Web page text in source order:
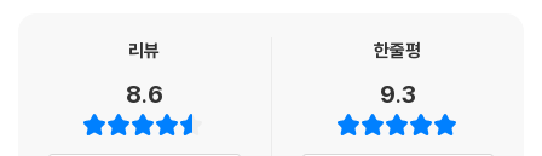
효율적으로 익숙해질 수 있도록 꾸며졌습니다. 부록으로는 단위, 계절, 월,
리뷰
8.6
한줄평
9.3